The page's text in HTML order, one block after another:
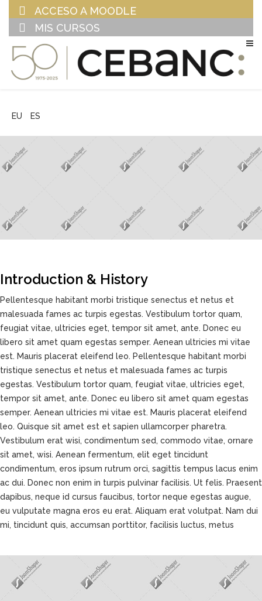
ACCESO A MOODLE
MIS CURSOS
EU ES
Introduction & History
Pellentesque habitant morbi tristique senectus et netus et
malesuada fames ac turpis egestas. Vestibulum tortor quam,
feugiat vitae, ultricies eget, tempor sit amet, ante. Donec eu
libero sit amet quam egestas semper. Aenean ultricies mi vitae
est. Mauris placerat eleifend leo. Pellentesque habitant morbi
tristique senectus et netus et malesuada fames ac turpis
egestas. Vestibulum tortor quam, feugiat vitae, ultricies eget,
tempor sit amet, ante. Donec eu libero sit amet quam egestas
semper. Aenean ultricies mi vitae est. Mauris placerat eleifend
leo. Quisque sit amet est et sapien ullamcorper pharetra.
Vestibulum erat wisi, condimentum sed, commodo vitae, ornare
sit amet, wisi. Aenean fermentum, elit eget tincidunt
condimentum, eros ipsum rutrum orci, sagittis tempus lacus enim
ac dui. Donec non enim in turpis pulvinar facilisis. Ut felis. Praesent
dapibus, neque id cursus faucibus, tortor neque egestas augue,
eu vulputate magna eros eu erat. Aliquam erat volutpat. Nam dui
mi, tincidunt quis, accumsan porttitor, facilisis luctus, metus